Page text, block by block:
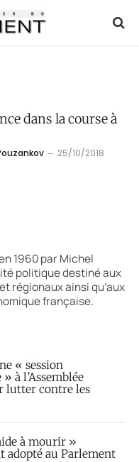
dans la course à
25/10/2018
1960 par Michel
politique destiné aux
régionaux ainsi qu’aux
française.
« session
à l’Assemblée
lutter contre les
à mourir »
adopté au Parlement